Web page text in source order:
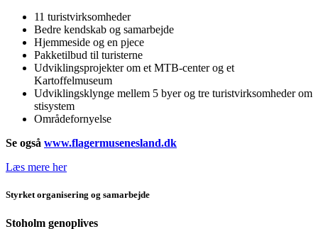
11 turistvirksomheder
Bedre kendskab og samarbejde
Hjemmeside og en pjece
Pakketilbud til turisterne
Udviklingsprojekter om et MTB-center og et
Kartoffelmuseum
Udviklingsklynge mellem 5 byer og tre turistvirksomheder om
stisystem
Områdefornyelse
Se også www.flagermusenesland.dk
Læs mere her
Styrket organisering og samarbejde
Stoholm genoplives